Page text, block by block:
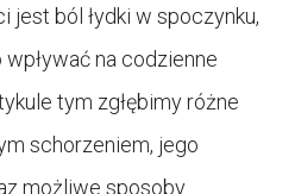
ból łydki w spoczynku,
na codzienne
tym zgłębimy różne
schorzeniem, jego
możliwe sposoby